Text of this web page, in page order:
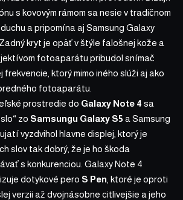
s kovovým rámom sa nesie v tradičnom
duchu a pripomína aj Samsung Galaxy
kryt je opäť v štýle falošnej kože a
fotoaparátu pribudol snímač
frekvencie, ktorý mimo iného slúži aj ako
fotoaparátu.
prostredie do Galaxy Note 4 sa
zo Samsungu Galaxy S5 a Samsung
vyzdvihol hlavne displej, ktorý je
slov tak dobrý, že je ho škoda
s konkurenciou. Galaxy Note 4
dotykové pero S Pen , ktoré je oproti
verzii až dvojnásobne citlivejšie a jeho